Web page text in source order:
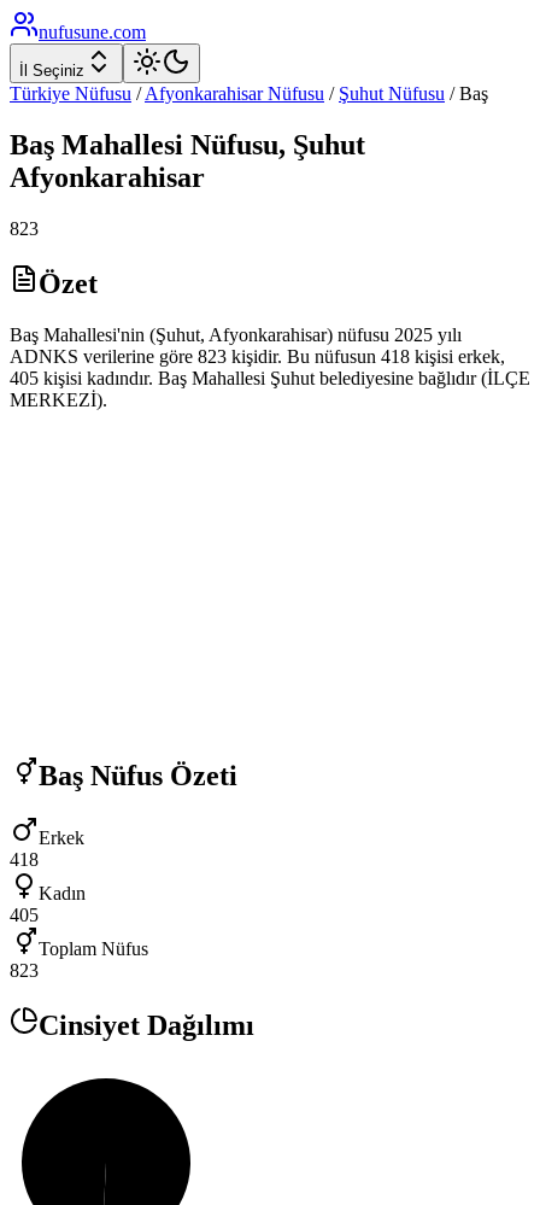
nufusune.com
İl Seçiniz
Türkiye Nüfusu / AfyonkarahisarNüfusu / Şuhut Nüfusu /Baş
Baş Mahallesi Nüfusu, Şuhut
Afyonkarahisar
823
Özet
Baş Mahallesi'nin (Şuhut, Afyonkarahisar) nüfusu 2025 yılı
ADNKS verilerine göre 823 kişidir. Bu nüfusun 418 kişisi erkek,
405 kişisi kadındır. Baş Mahallesi Şuhut belediyesine bağlıdır (İLÇE
MERKEZİ).
Baş Nüfus Özeti
Erkek
418
Kadın
405
Toplam Nüfus
823
Cinsiyet Dağılımı